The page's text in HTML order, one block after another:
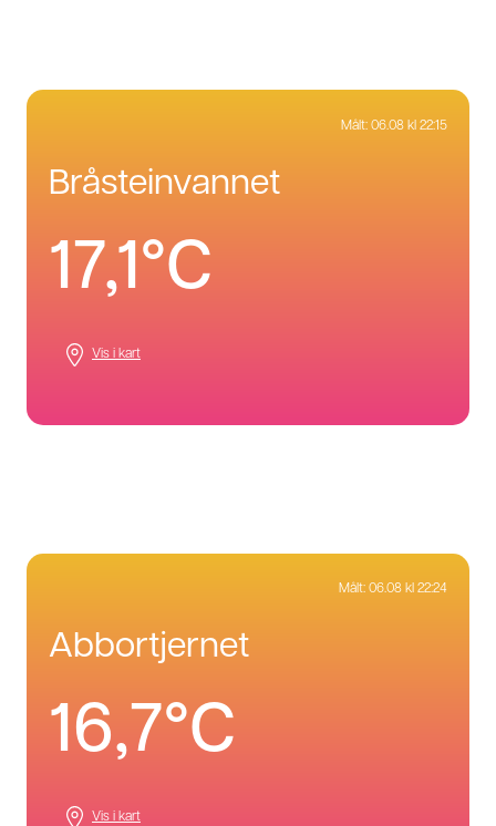
Målt: 06.08 kl 22:15
bråsteinvannet
17,1°C
Vis i kart
Målt: 06.08 kl 22:24
abbortjernet
16,7°C
Vis i kart